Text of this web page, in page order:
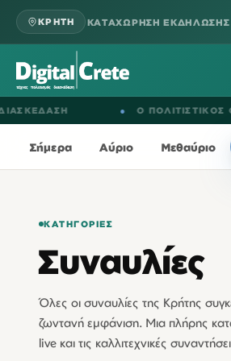
ΚΡΗΤΗ ΚΑΤΑΧΩΡΗΣΗ ΕΚΔΗΛΩΣΗΣ
● Ο ΠΟΛΙΤΙΣΤΙΚΟΣ ΟΔΗΓΟΣ
Σήμερα Αύριο Μεθαύριο
ΚΑΤΗΓΟΡΊΕΣ
Συναυλίες
Όλες οι συναυλίες της Κρήτης
ζωντανή εμφάνιση. Μια πλήρης
live και τις καλλιτεχνικές